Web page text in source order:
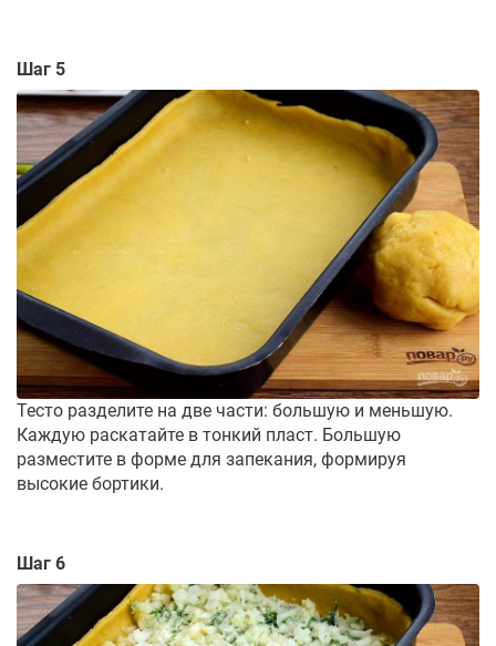
Шаг 5
Тесто разделите на две части: большую и меньшую.
Каждую раскатайте в тонкий пласт. Большую
разместите в форме для запекания, формируя
высокие бортики.
Шаг 6